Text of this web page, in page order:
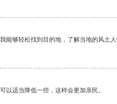
能够轻松找到目的地，了解当地的风土
以适当降低一些，这样会更加亲民。